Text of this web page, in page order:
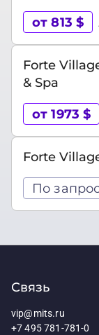
от 813 $
Forte
& Spa
от 1973 $
Forte
По
Связь
vip@mits.ru
+7 495 781-781-0